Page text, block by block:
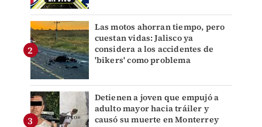
Las motos ahorran tiempo, pero
cuestan vidas: Jalisco ya
considera a los accidentes de
'bikers' como problema
Detienen a joven que empujó a
adulto mayor hacia tráiler y
causó su muerte en Monterrey